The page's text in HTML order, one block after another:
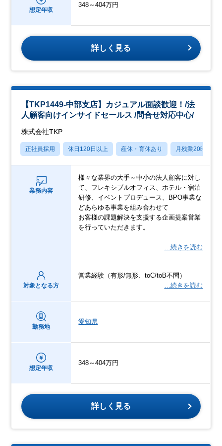
想定年収
348～404万円
詳しく見る
【TKP1449-中部支店】カジュアル面談歓迎！/法
人顧客向けインサイドセールス /問合せ対応中心/
株式会社TKP
正社員採用 休日120日以上 産休・育休あり 月残業20時間以
業務内容
様々な業界の大手～中小の法人顧客に対し
て、フレキシブルオフィス、ホテル・宿泊
研修、イベントプロデュース、BPO事業な
どあらゆる事業を組み合わせて
お客様の課題解決を支援する企画提案営業
を行っていただきます。
…続きを読む
対象となる方
営業経験（有形/無形、toC/toB不問）
…続きを読む
勤務地
愛知県
想定年収
348～404万円
詳しく見る